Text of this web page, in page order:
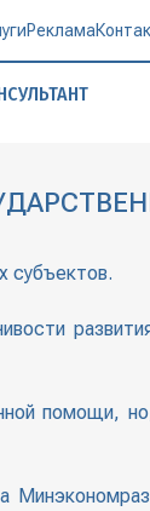
Реклама
субъектов.
помощи,